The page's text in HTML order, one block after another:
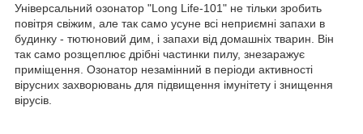
Універсальний озонатор "Long Life-101" не тільки зробить
повітря свіжим, але так само усуне всі неприємні запахи в
будинку - тютюновий дим, і запахи від домашніх тварин. Він
так само розщеплює дрібні частинки пилу, знезаражує
приміщення. Озонатор незамінний в періоди активності
вірусних захворювань для підвищення імунітету і знищення
вірусів.